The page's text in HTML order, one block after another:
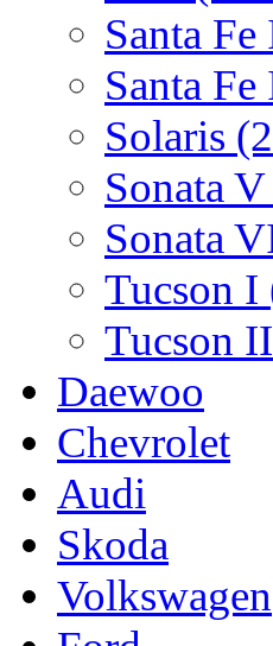
Santa
Santa
Solaris
Sonata
Sonata
Tucson I
Tucson
Daewoo
Chevrolet
Audi
Skoda
Volkswagen